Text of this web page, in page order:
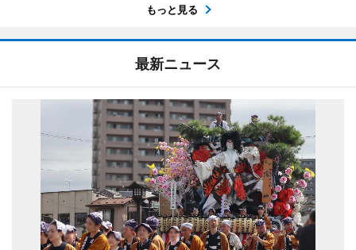
もっと見る
最新ニュース